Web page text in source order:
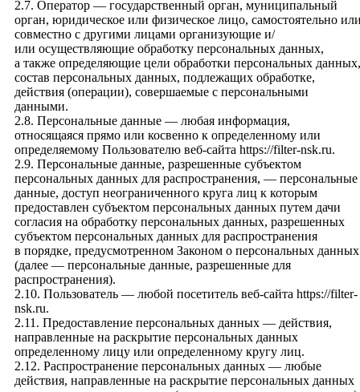
2.7. Оператор — государственный орган, муниципальный
орган, юридическое или физическое лицо, самостоятельно
совместно с другими лицами организующие и/
или осуществляющие обработку персональных данных,
а также определяющие цели обработки персональных данных,
состав персональных данных, подлежащих обработке,
действия (операции), совершаемые с персональными
данными.
2.8. Персональные данные — любая информация,
относящаяся прямо или косвенно к определенному или
определяемому Пользователю веб-сайта https://filter-nsk.ru.
2.9. Персональные данные, разрешенные субъектом
персональных данных для распространения, — персональные
данные, доступ неограниченного круга лиц к которым
предоставлен субъектом персональных данных путем дачи
согласия на обработку персональных данных, разрешенных
субъектом персональных данных для распространения
в порядке, предусмотренном Законом о персональных данных
(далее — персональные данные, разрешенные для
распространения).
2.10. Пользователь — любой посетитель веб-сайта https://filter-
nsk.ru.
2.11. Предоставление персональных данных — действия,
направленные на раскрытие персональных данных
определенному лицу или определенному кругу лиц.
2.12. Распространение персональных данных — любые
действия, направленные на раскрытие персональных данных